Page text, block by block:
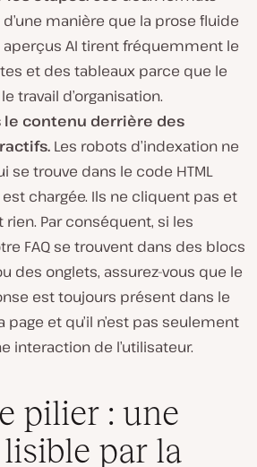
manière que la prose fluide
aperçus AI tirent fréquemment le
et des tableaux parce que le
travail d’organisation.
le contenu derrière des
Les robots d’indexation ne
se trouve dans le code HTML
chargée. Ils ne cliquent pas et
Par conséquent, si les
FAQ se trouvent dans des blocs
des onglets, assurez-vous que le
est toujours présent dans le
page et qu’il n’est pas seulement
interaction de l’utilisateur.
pilier : une
par la